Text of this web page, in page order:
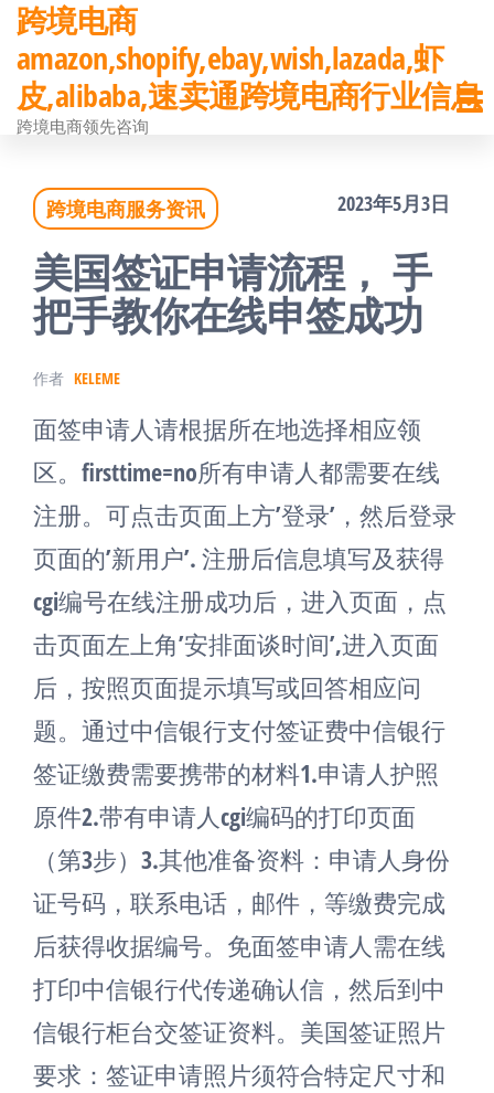
前
往
内
跨境电商
amazon,shopify,ebay,wish,lazada,虾
皮,alibaba,速卖通跨境电商行业信息
跨境电商领先咨询
跨境电商服务资讯 2023年5月3日
美国签证申请流程， 手
把手教你在线申签成功
作者 KELEME
面签申请人请根据所在地选择相应领
区。firsttime=no所有申请人都需要在线
注册。可点击页面上方’登录’，然后登录
页面的’新用户’. 注册后信息填写及获得
cgi编号在线注册成功后，进入页面，点
击页面左上角’安排面谈时间’,进入页面
后，按照页面提示填写或回答相应问
题。通过中信银行支付签证费中信银行
签证缴费需要携带的材料1.申请人护照
原件2.带有申请人cgi编码的打印页面
（第3步）3.其他准备资料：申请人身份
证号码，联系电话，邮件，等缴费完成
后获得收据编号。免面签申请人需在线
打印中信银行代传递确认信，然后到中
信银行柜台交签证资料。美国签证照片
要求：签证申请照片须符合特定尺寸和